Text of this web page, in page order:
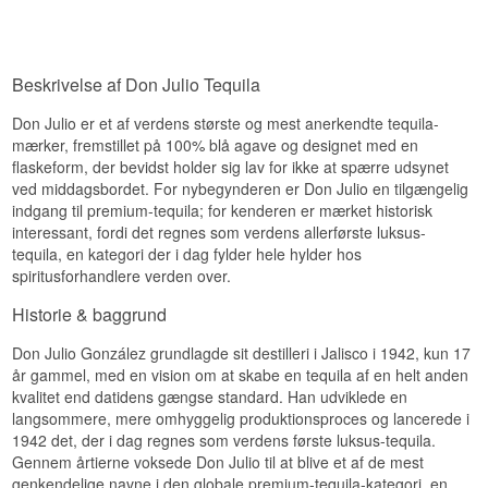
som Old Fashioned eller Manhattan.
Smagsprofil
Karamelpræget · Honningsødt · Citruspræget ·
Egefad
Vidste du at?
Vidste du at Don Julio Anejo ifølge producenten
er verdens mest solgte 100% agave Anejo-
tequila? Den er skabt til at blive drukket på
Se hele vores udvalg afTequila
Lyt til vores podcast:
essens af tørret frugt, nødder og et strejf af
karamelliseret æble.
Specifikationer
Navn: Don Julio Reposado Tequila
Destilleri:Don Julio
Region/Land: Atotonilco el Alto, Jalisco, Mexico
Type: Mexicansk Reposado Tequila 100% Agave
ABV: 38%
EAN nr.: 7506064300177
Serveringsforslag: Nydes ren, on the rocks, eller i
en Paloma eller Old Fashioned-variant.
Smagsprofil
Chokoladepræget · Krydret · Blød · Frugtig
fundamentet, som resten af sortimentet er bygget
udelukkende på vand, gær og agave.
Smagsnoter
Næse
Duften er sprød og ren, med frisk agave sammen
med citron, lime og grapefrugt.
Smag
Eftersmag
Eftersmagen fortsætter i samme spor – let, sødlig
og forfriskende, uden at blive tung.
Specifikationer
Beskrivelse af Don Julio Tequila
Don Julio er et af verdens største og mest anerkendte tequila-
mærker, fremstillet på 100% blå agave og designet med en
flaskeform, der bevidst holder sig lav for ikke at spærre udsynet
ved middagsbordet. For nybegynderen er Don Julio en tilgængelig
indgang til premium-tequila; for kenderen er mærket historisk
interessant, fordi det regnes som verdens allerførste luksus-
tequila, en kategori der i dag fylder hele hylder hos
spiritusforhandlere verden over.
Historie & baggrund
Don Julio González grundlagde sit destilleri i Jalisco i 1942, kun 17
år gammel, med en vision om at skabe en tequila af en helt anden
kvalitet end datidens gængse standard. Han udviklede en
langsommere, mere omhyggelig produktionsproces og lancerede i
1942 det, der i dag regnes som verdens første luksus-tequila.
Gennem årtierne voksede Don Julio til at blive et af de mest